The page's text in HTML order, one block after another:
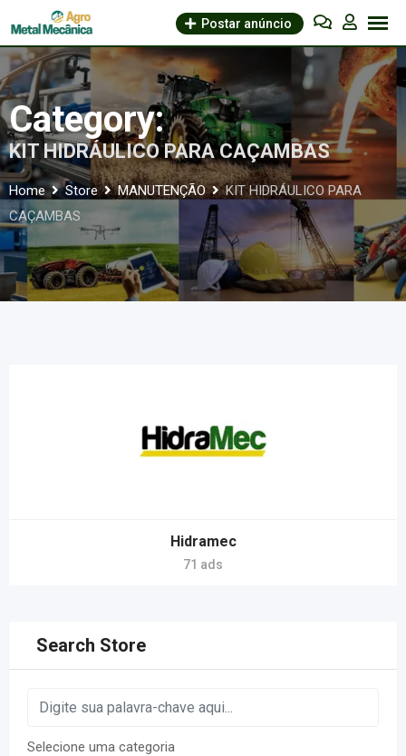
to
content
Postar anúncio
Category:
KIT HIDRÁULICO PARA CAÇAMBAS
Home Store MANUTENÇÃO
KIT HIDRÁULICO PARA
CAÇAMBAS
Hidramec
71 ads
Search Store
Selecione uma categoria